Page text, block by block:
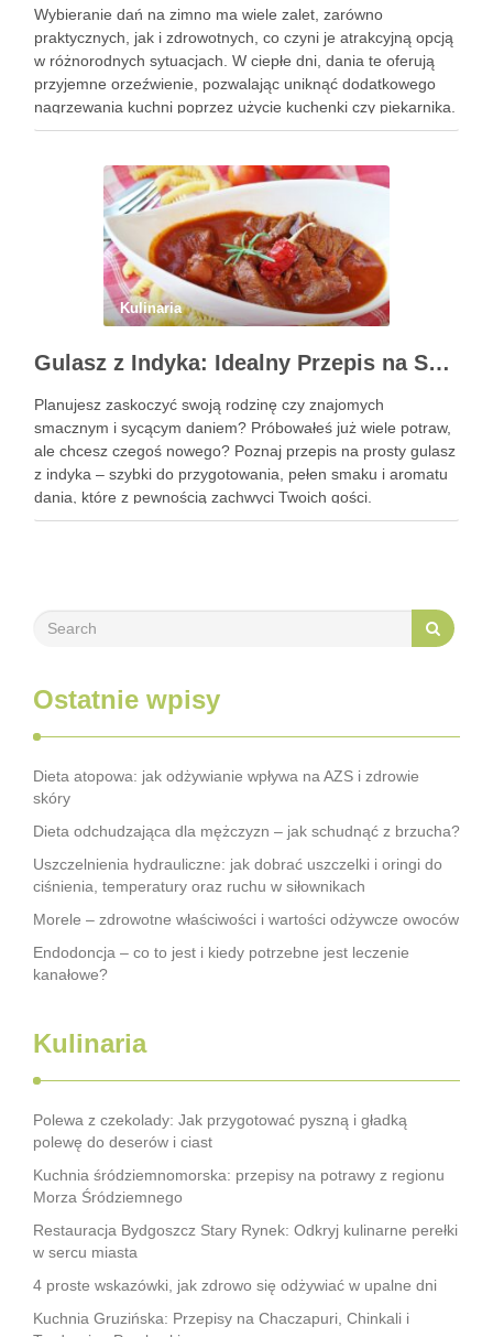
Wybieranie dań na zimno ma wiele zalet, zarówno
praktycznych, jak i zdrowotnych, co czyni je atrakcyjną opcją
w różnorodnych sytuacjach. W ciepłe dni, dania te oferują
przyjemne orzeźwienie, pozwalając uniknąć dodatkowego
nagrzewania kuchni poprzez użycie kuchenki czy piekarnika.
To znacząco wpływa na komfort życia, zwłaszcza w gorące,
Kulinaria
Gulasz z Indyka: Idealny Przepis na Szybki i Smaczny Obiad
Planujesz zaskoczyć swoją rodzinę czy znajomych
smacznym i sycącym daniem? Próbowałeś już wiele potraw,
ale chcesz czegoś nowego? Poznaj przepis na prosty gulasz
z indyka – szybki do przygotowania, pełen smaku i aromatu
dania, które z pewnością zachwyci Twoich gości.
Zastanawiasz się, jak go przyrządzić? To bardzo proste!
Ostatnie wpisy
Dieta atopowa: jak odżywianie wpływa na AZS i zdrowie
skóry
Dieta odchudzająca dla mężczyzn – jak schudnąć z brzucha?
Uszczelnienia hydrauliczne: jak dobrać uszczelki i oringi do
ciśnienia, temperatury oraz ruchu w siłownikach
Morele – zdrowotne właściwości i wartości odżywcze owoców
Endodoncja – co to jest i kiedy potrzebne jest leczenie
kanałowe?
Kulinaria
Polewa z czekolady: Jak przygotować pyszną i gładką
polewę do deserów i ciast
Kuchnia śródziemnomorska: przepisy na potrawy z regionu
Morza Śródziemnego
Restauracja Bydgoszcz Stary Rynek: Odkryj kulinarne perełki
w sercu miasta
4 proste wskazówki, jak zdrowo się odżywiać w upalne dni
Kuchnia Gruzińska: Przepisy na Chaczapuri, Chinkali i